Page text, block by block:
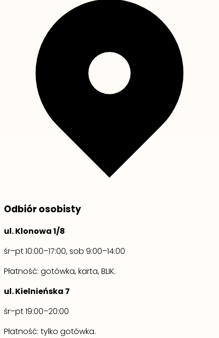
Odbiór osobisty
ul. Klonowa 1/8
śr–pt 10:00–17:00, sob 9:00–14:00
Płatność: gotówka, karta, BLIK.
ul. Kielnieńska 7
śr–pt 19:00–20:00
Płatność: tylko gotówka.